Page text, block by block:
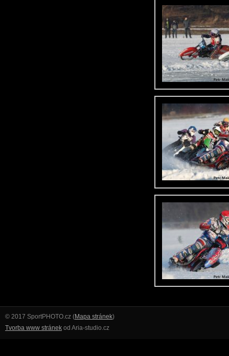
© 2017 SportPHOTO.cz (Mapa stránek)
Tvorba www stránek od Aria-studio.cz